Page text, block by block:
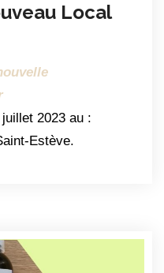
Local
2023 au :
Estève.